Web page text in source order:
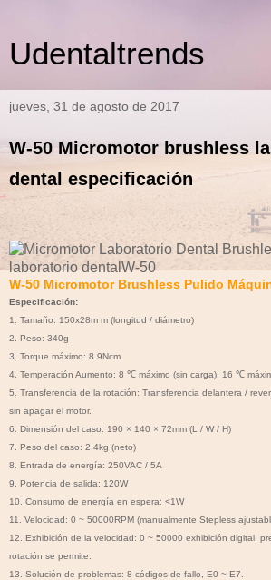
Udentaltrends
jueves, 31 de agosto de 2017
W-50 Micromotor brushless
dental especificación
W-50 Micromotor Brushless Pulido
Especificación:
1. Tamaño: 150x28m m (longitud / diámetro)
2. Peso: 340g
3. Torque máximo: 8.9Ncm
4. Temperación Aumento: 8 ℃ máximo (sin carga), 16 ℃
5. Transferencia de la rotación: Transferencia delantera /
sin apagar el motor.
6. Dimensión del caso: 190 × 140 × 72mm (L / W / H)
7. Peso del caso: 2.4kg (neto)
8. Entrada de energía: 250VAC / 5A
9. Potencia de salida: 120W
10. Consumo de energía en espera: <1W
11. Velocidad: 0 ~ 50000RPM (manualmente Stepless
12. Exhibición de la velocidad: 0 ~ 50000 exhibición digital,
rotación se permite.
13. Solución de problemas: 8 códigos de fallo, E0 ~ E7.